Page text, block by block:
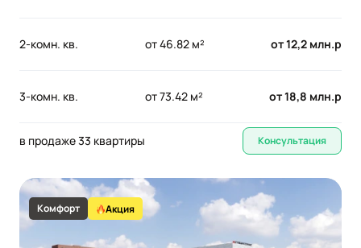
2-комн. кв. от 46.82 м² от 12,2 млн.р
3-комн. кв. от 73.42 м² от 18,8 млн.р
в продаже 33 квартиры Консультация
Комфорт Акция